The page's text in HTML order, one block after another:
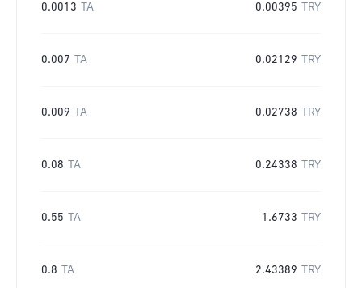
0.0013 TA 0.00395 TRY
0.007 TA 0.02129 TRY
0.009 TA 0.02738 TRY
0.08 TA 0.24338 TRY
0.55 TA 1.6733 TRY
0.8 TA 2.43389 TRY